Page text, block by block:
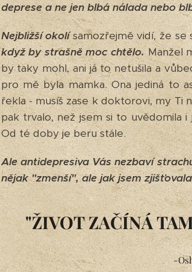
deprese a ne jen blbá nálada nebo
Nejbližší okolísamozřejmě vidí, že se
když by strašně moc chtělo.Manžel
by taky mohl, ani já to netušila a
pro mě byla mamka. Ona jediná to
řekla - musíš zase k doktorovi, my Ti
pak trvalo, než jsem si to uvědomila i
Od té doby je beru stále.
Ale antidepresiva Vás nezbaví
nějak "zmenší", ale jak jsem
"ŽIVOT ZAČÍNÁ
-